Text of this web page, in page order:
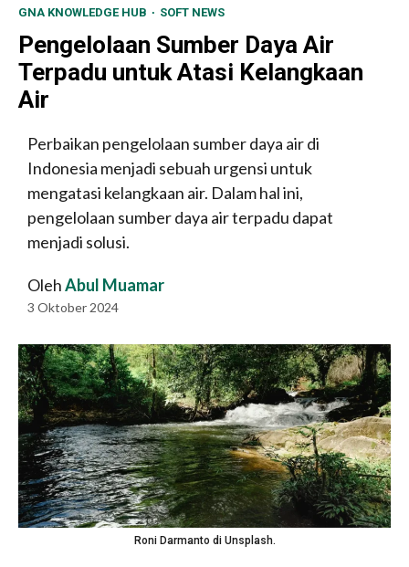
GNA KNOWLEDGE HUB SOFT NEWS
Pengelolaan Sumber Daya Air
Terpadu untuk Atasi Kelangkaan
Air
Perbaikan pengelolaan sumber daya air di
Indonesia menjadi sebuah urgensi untuk
mengatasi kelangkaan air. Dalam hal ini,
pengelolaan sumber daya air terpadu dapat
menjadi solusi.
OlehAbul Muamar
3 Oktober 2024
Roni Darmanto di Unsplash.